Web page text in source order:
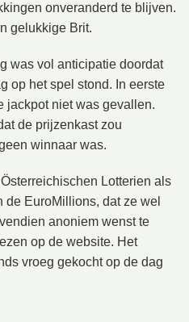
onveranderd te blijven.
gelukkige Brit.
was vol anticipatie doordat
op het spel stond. In eerste
jackpot niet was gevallen.
de prijzenkast zou
winnaar was.
Lotterien als
EuroMillions, dat ze wel
anoniem wenst te
op de website. Het
vroeg gekocht op de dag